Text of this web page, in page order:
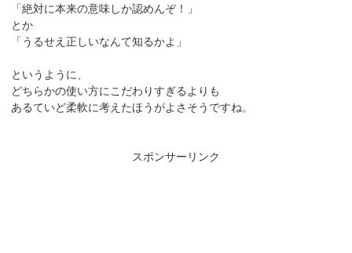
「絶対に本来の意味しか認めんぞ！」
とか
「うるせえ正しいなんて知るかよ」
というように、
どちらかの使い方にこだわりすぎるよりも
あるていど柔軟に考えたほうがよさそうですね。
スポンサーリンク